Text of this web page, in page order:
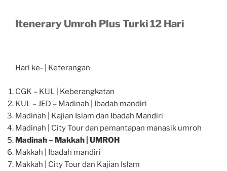
Itenerary Umroh Plus Turki 12 Hari
Hari ke- | Keterangan
CGK – KUL | Keberangkatan
KUL – JED – Madinah | Ibadah mandiri
Madinah | Kajian Islam dan Ibadah Mandiri
Madinah | City Tour dan pemantapan manasik umroh
Madinah – Makkah | UMROH
Makkah | Ibadah mandiri
Makkah | City Tour dan Kajian Islam